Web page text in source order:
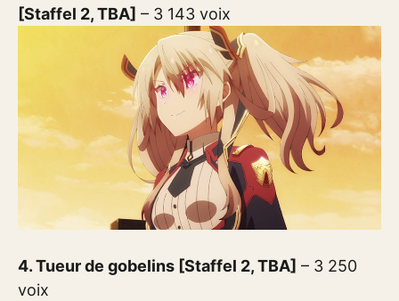
[Staffel 2, TBA] – 3 143 voix
4. Tueur de gobelins [Staffel 2, TBA] – 3 250
voix